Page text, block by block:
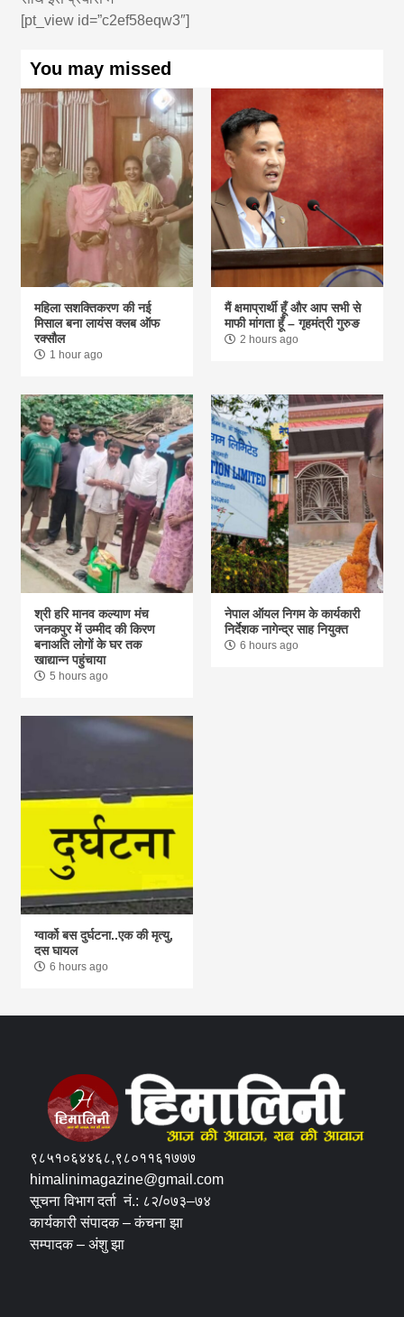
[pt_view id=”c2ef58eqw3″]
You may missed
महिला सशक्तिकरण की नई
मिसाल बना लायंस क्लब ऑफ
रक्सौल
1 hour ago
मैं क्षमाप्रार्थी हूँ और आप सभी से
माफी मांगता हूँ – गृहमंत्री गुरुङ
2 hours ago
श्री हरि मानव कल्याण मंच
जनकपुर में उम्मीद की किरण
बनाअति लोगों के घर तक
खाद्यान्न पहुंचाया
5 hours ago
नेपाल ऑयल निगम के कार्यकारी
निर्देशक नागेन्द्र साह नियुक्त
6 hours ago
ग्वार्को बस दुर्घटना..एक की मृत्यु,
दस घायल
6 hours ago
९८५१०६४४६८,९८०११६१७७७
himalinimagazine@gmail.com
सूचना विभाग दर्ता नं.: ८२/०७३–७४
कार्यकारी संपादक – कंचना झा
सम्पादक – अंशु झा